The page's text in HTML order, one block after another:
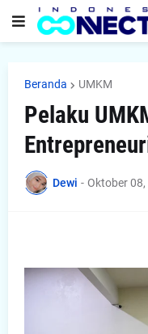
Beranda UMKM
Pelaku
Dewi - Oktober